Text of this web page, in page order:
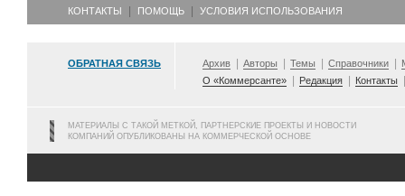
КОНТАКТЫ ПОМОЩЬ УСЛОВИЯ ИСПОЛЬЗОВАНИЯ
ОБРАТНАЯ СВЯЗЬ Архив Авторы Темы Справочники
О «Коммерсанте»
Редакция Контакты
МАТЕРИАЛЫ С ТАКОЙ МЕТКОЙ, ПАРТНЕРСКИЕ ПРОЕКТЫ И НОВОСТИ
КОМПАНИЙ ОПУБЛИКОВАНЫ НА КОММЕРЧЕСКОЙ ОСНОВЕ